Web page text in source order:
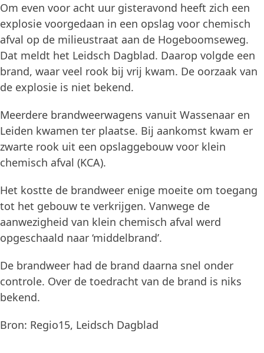
Om even voor acht uur gisteravond heeft zich een
explosie voorgedaan in een opslag voor chemisch
afval op de milieustraat aan de Hogeboomseweg.
Dat meldt het Leidsch Dagblad. Daarop volgde een
brand, waar veel rook bij vrij kwam. De oorzaak van
de explosie is niet bekend.
Meerdere brandweerwagens vanuit Wassenaar en
Leiden kwamen ter plaatse. Bij aankomst kwam er
zwarte rook uit een opslaggebouw voor klein
chemisch afval (KCA).
Het kostte de brandweer enige moeite om toegang
tot het gebouw te verkrijgen. Vanwege de
aanwezigheid van klein chemisch afval werd
opgeschaald naar ‘middelbrand’.
De brandweer had de brand daarna snel onder
controle. Over de toedracht van de brand is niks
bekend.
Bron: Regio15, Leidsch Dagblad